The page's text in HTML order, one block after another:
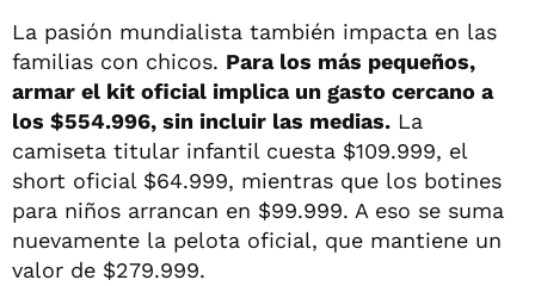
La pasión mundialista también impacta en las
familias con chicos. Para los más pequeños,
armar el kit oficial implica un gasto cercano a
los $554.996, sin incluir las medias. La
camiseta titular infantil cuesta $109.999, el
short oficial $64.999, mientras que los botines
para niños arrancan en $99.999. A eso se suma
nuevamente la pelota oficial, que mantiene un
valor de $279.999.